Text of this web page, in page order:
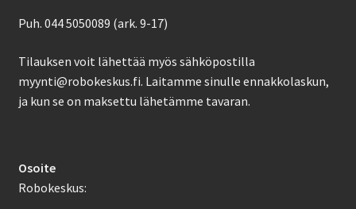
Puh. 044 5050089 (ark. 9-17)
Tilauksen voit lähettää myös sähköpostilla
myynti@robokeskus.fi. Laitamme sinulle ennakkolaskun,
ja kun se on maksettu lähetämme tavaran.
Osoite
Robokeskus: